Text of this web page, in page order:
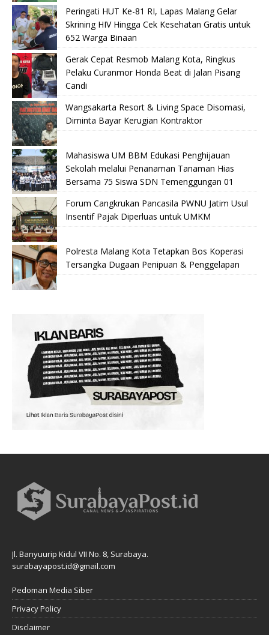
Peringati HUT Ke-81 RI, Lapas Malang Gelar
Skrining HIV Hingga Cek Kesehatan Gratis untuk
652 Warga Binaan
Gerak Cepat Resmob Malang Kota, Ringkus
Pelaku Curanmor Honda Beat di Jalan Pisang
Candi
Wangsakarta Resort & Living Space Disomasi,
Diminta Bayar Kerugian Kontraktor
Mahasiswa UM BBM Edukasi Penghijauan
Sekolah melalui Penanaman Tanaman Hias
Bersama 75 Siswa SDN Temenggungan 01
Forum Cangkrukan Pancasila PWNU Jatim Usul
Insentif Pajak Diperluas untuk UMKM
Polresta Malang Kota Tetapkan Bos Koperasi
Tersangka Dugaan Penipuan & Penggelapan
Jl. Banyuurip Kidul VII No. 8, Surabaya.
surabayapost.id@gmail.com
Pedoman Media Siber
Privacy Policy
Disclaimer